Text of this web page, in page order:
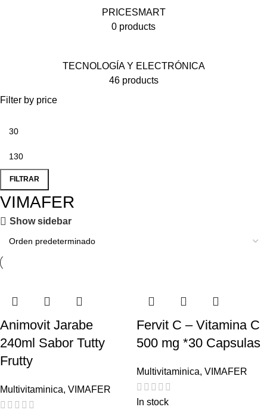
PRICESMART
0 products
TECNOLOGÍA Y ELECTRÓNICA
46 products
Filter by price
FILTRAR
VIMAFER
Show sidebar
Animovit Jarabe
240ml Sabor Tutty
Frutty
Multivitaminica, VIMAFER
Fervit C – Vitamina C
500 mg *30 Capsulas
Multivitaminica, VIMAFER
In stock